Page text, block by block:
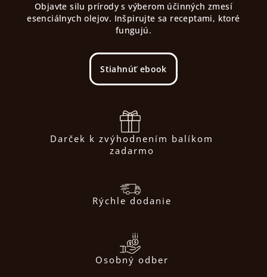
Objavte silu prírody s výberom účinných zmesí
esenciálnych olejov. Inšpirujte sa receptami, ktoré
fungujú.
Stiahnúť ebook
Darček k zvýhodnením balíkom
zadarmo
Rýchle dodanie
Osobný odber